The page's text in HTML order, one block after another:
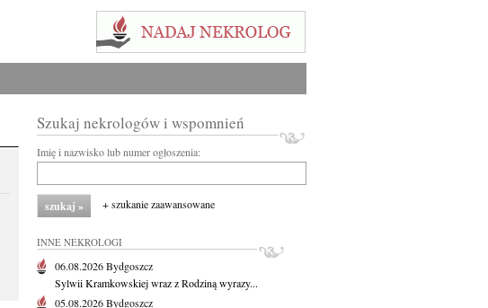
Szukaj nekrologów i wspomnień
Imię i nazwisko lub numer ogłoszenia:
+ szukanie zaawansowane
INNE NEKROLOGI
06.08.2026Bydgoszcz
Sylwii Kramkowskiej wraz z Rodziną wyrazy...
05.08.2026Bydgoszcz